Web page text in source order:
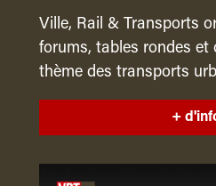
Ville, Rail & Transports
forums, tables rondes et
thème des transports
+